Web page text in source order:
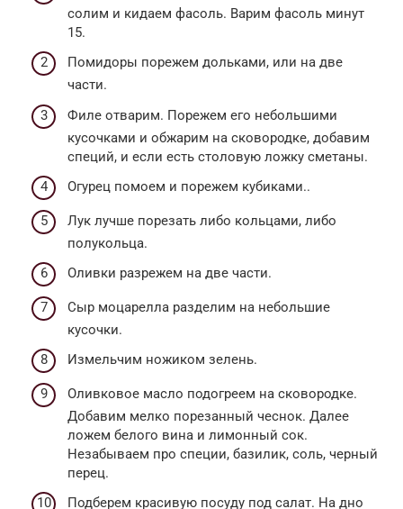
солим и кидаем фасоль. Варим фасоль минут
15.
Помидоры порежем дольками, или на две
части.
Филе отварим. Порежем его небольшими
кусочками и обжарим на сковородке, добавим
специй, и если есть столовую ложку сметаны.
Огурец помоем и порежем кубиками..
Лук лучше порезать либо кольцами, либо
полукольца.
Оливки разрежем на две части.
Сыр моцарелла разделим на небольшие
кусочки.
Измельчим ножиком зелень.
Оливковое масло подогреем на сковородке.
Добавим мелко порезанный чеснок. Далее
ложем белого вина и лимонный сок.
Незабываем про специи, базилик, соль, черный
перец.
Подберем красивую посуду под салат. На дно